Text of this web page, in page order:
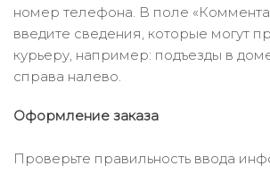
номер телефона. В поле
введите сведения, которые могут
курьеру, например: подъезды в
справа налево.
Оформление заказа
Проверьте правильность ввода